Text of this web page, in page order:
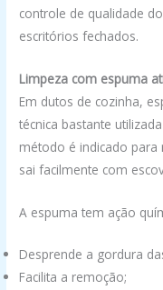
controle de qualidade
escritórios fechados.
Limpeza com espuma
Em dutos de cozinha,
técnica bastante
método é indicado
sai facilmente com
A espuma tem ação
Desprende a gordura
Facilita a remoção;